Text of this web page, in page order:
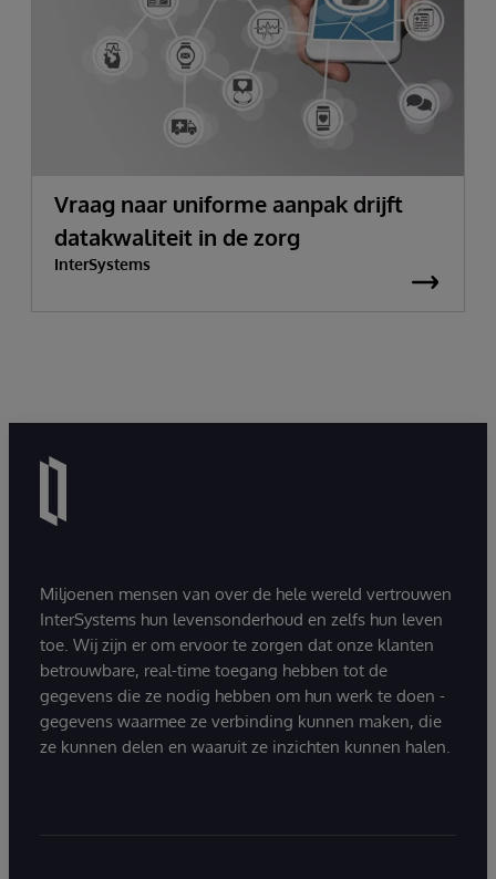
Vraag naar uniforme aanpak drijft
datakwaliteit in de zorg
InterSystems
Miljoenen mensen van over de hele wereld vertrouwen
InterSystems hun levensonderhoud en zelfs hun leven
toe. Wij zijn er om ervoor te zorgen dat onze klanten
betrouwbare, real-time toegang hebben tot de
gegevens die ze nodig hebben om hun werk te doen -
gegevens waarmee ze verbinding kunnen maken, die
ze kunnen delen en waaruit ze inzichten kunnen halen.